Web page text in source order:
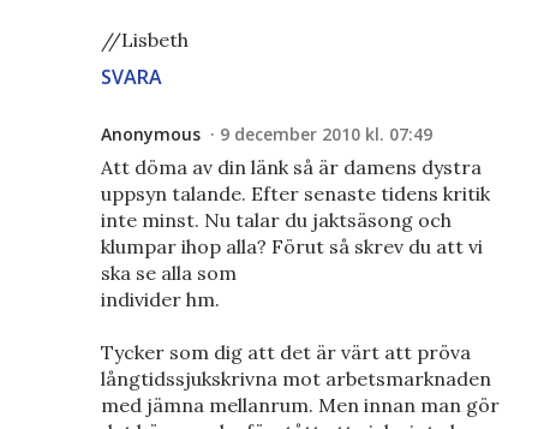
//Lisbeth
SVARA
Anonymous 9 december 2010 kl. 07:49
Att döma av din länk så är damens dystra
uppsyn talande. Efter senaste tidens kritik
inte minst. Nu talar du jaktsäsong och
klumpar ihop alla? Förut så skrev du att vi
ska se alla som
individer hm.
Tycker som dig att det är värt att pröva
långtidssjukskrivna mot arbetsmarknaden
med jämna mellanrum. Men innan man gör